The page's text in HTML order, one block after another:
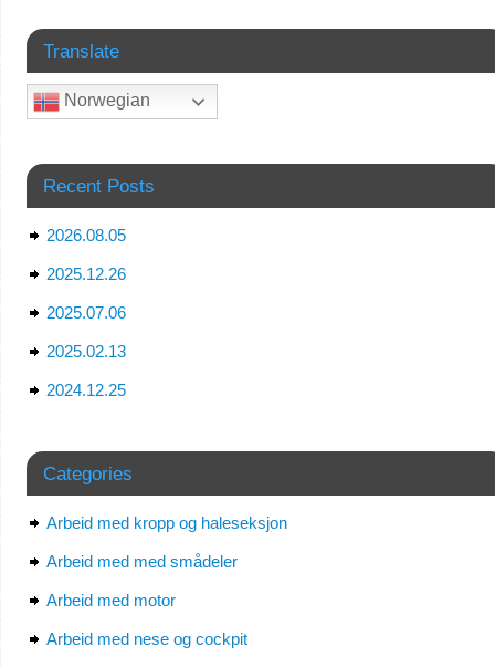
Translate
Norwegian
Recent Posts
2026.08.05
2025.12.26
2025.07.06
2025.02.13
2024.12.25
Categories
Arbeid med kropp og haleseksjon
Arbeid med med smådeler
Arbeid med motor
Arbeid med nese og cockpit